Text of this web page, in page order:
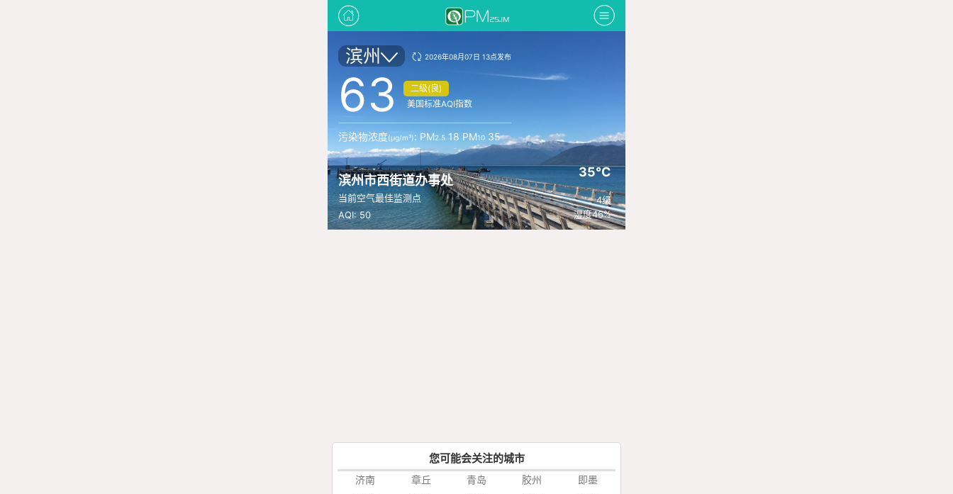
滨州 2026年08月07日 13点发布
63
二级(良)
美国标准AQI指数
污染物浓度(μg/m³): PM2.518 PM10 35
滨州市西街道办事处
当前空气最佳监测点
AQI: 50
35°C
4级
湿度46%
您可能会关注的城市
济南 章丘 青岛 胶州
即墨